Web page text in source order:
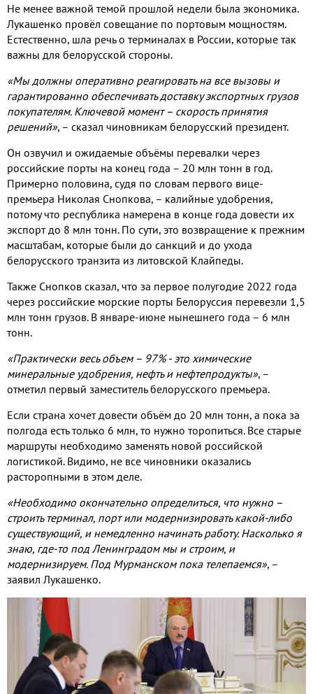
Не менее важной темой прошлой недели была экономика.
Лукашенко провёл совещание по портовым мощностям.
Естественно, шла речь о терминалах в России, которые так
важны для белорусской стороны.
«Мы должны оперативно реагировать на все вызовы и
гарантированно обеспечивать доставку экспортных грузов
покупателям. Ключевой момент – скорость принятия
решений», – сказал чиновникам белорусский президент.
Он озвучил и ожидаемые объёмы перевалки через
российские порты на конец года – 20 млн тонн в год.
Примерно половина, судя по словам первого вице-
премьера Николая Снопкова, – калийные удобрения,
потому что республика намерена в конце года довести их
экспорт до 8 млн тонн. По сути, это возвращение к прежним
масштабам, которые были до санкций и до ухода
белорусского транзита из литовской Клайпеды.
Также Снопков сказал, что за первое полугодие 2022 года
через российские морские порты Белоруссия перевезли 1,5
млн тонн грузов. В январе-июне нынешнего года – 6 млн
тонн.
«Практически весь объем – 97% - это химические
минеральные удобрения, нефть и нефтепродукты», –
отметил первый заместитель белорусского премьера.
Если страна хочет довести объём до 20 млн тонн, а пока за
полгода есть только 6 млн, то нужно торопиться. Все старые
маршруты необходимо заменять новой российской
логистикой. Видимо, не все чиновники оказались
расторопными в этом деле.
«Необходимо окончательно определиться, что нужно –
строить терминал, порт или модернизировать какой-либо
существующий, и немедленно начинать работу. Насколько я
знаю, где-то под Ленинградом мы и строим, и
модернизируем. Под Мурманском пока телепаемся», –
заявил Лукашенко.